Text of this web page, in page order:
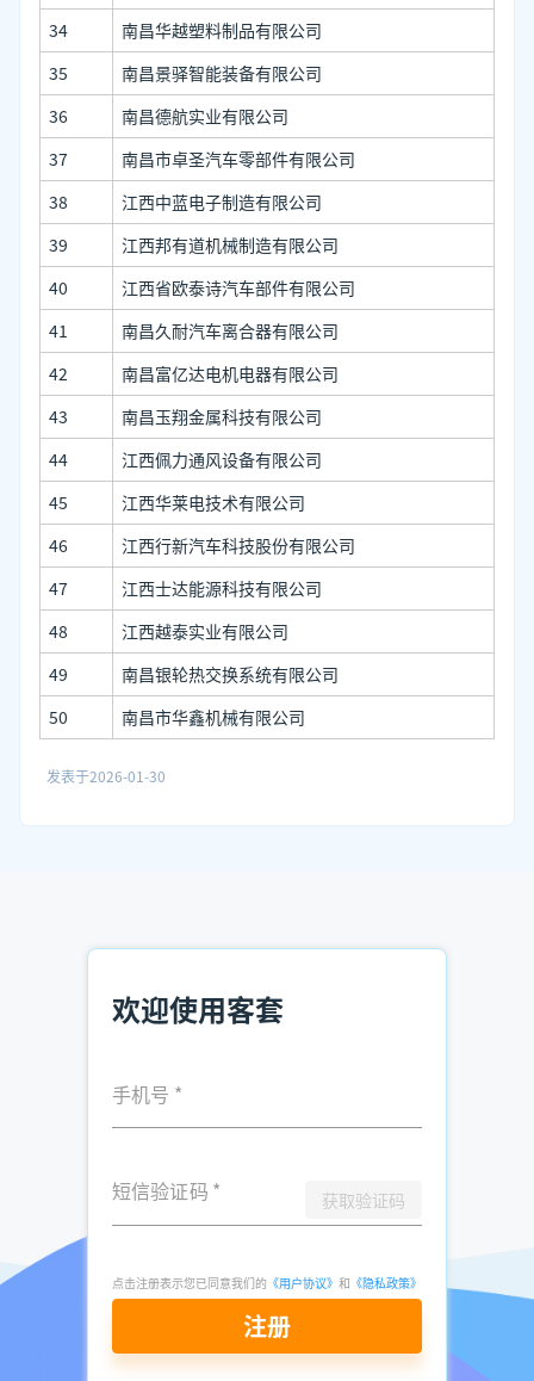
34
南昌华越塑料制品有限公司
35
南昌景驿智能装备有限公司
36
南昌德航实业有限公司
37
南昌市卓圣汽车零部件有限公司
38
江西中蓝电子制造有限公司
39
江西邦有道机械制造有限公司
40
江西省欧泰诗汽车部件有限公司
41
南昌久耐汽车离合器有限公司
42
南昌富亿达电机电器有限公司
43
南昌玉翔金属科技有限公司
44
江西佩力通风设备有限公司
45
江西华莱电技术有限公司
46
江西行新汽车科技股份有限公司
47
江西士达能源科技有限公司
48
江西越泰实业有限公司
49
南昌银轮热交换系统有限公司
50
南昌市华鑫机械有限公司
发表于2026-01-30
欢迎使用客套
手机号 *
短信验证码 * 获取验证码
点击注册表示您已同意我们的 《用户协议》 和 《隐私政策》
注册